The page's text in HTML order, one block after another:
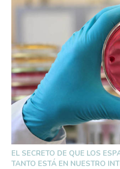
EL SECRETO DE QUE LOS
TANTO ESTÁ EN NUESTRO